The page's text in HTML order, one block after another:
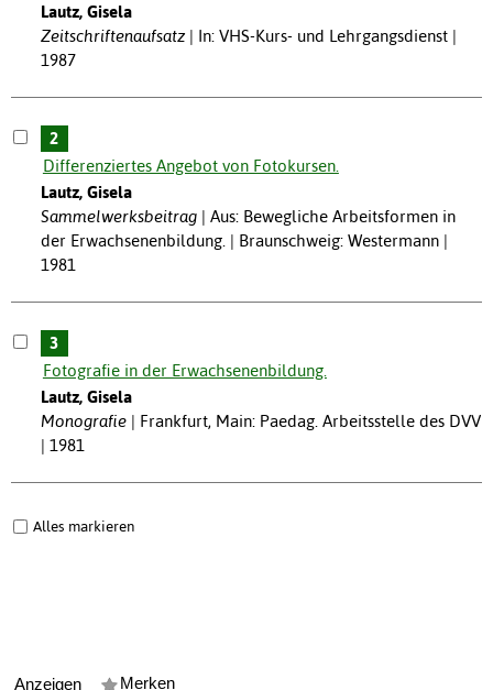
Lautz, Gisela
Zeitschriftenaufsatz
In: VHS-Kurs- und Lehrgangsdienst |
1987
2
Differenziertes Angebot von Fotokursen.
Lautz, Gisela
Sammelwerksbeitrag
Aus: Bewegliche Arbeitsformen in
der Erwachsenenbildung. | Braunschweig: Westermann |
1981
3
Fotografie in der Erwachsenenbildung.
Lautz, Gisela
Monografie
Frankfurt, Main: Paedag. Arbeitsstelle des DVV
| 1981
Alles markieren
Anzeigen Merken